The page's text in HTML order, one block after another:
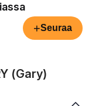
+Seuraa
(Gary)